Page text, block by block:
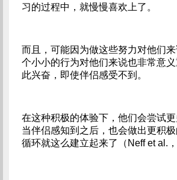
习的过程中，就慢慢喜欢上了。
而且，可能因为做这些努力对他们
个小小的行为对他们来说也非常意
此兴奋，即使伴侣感受不到。
在这种积极的体验下，他们会尝试更
当伴侣感知到之后，也会做出更积
循环就这么建立起来了（Neff et al.，